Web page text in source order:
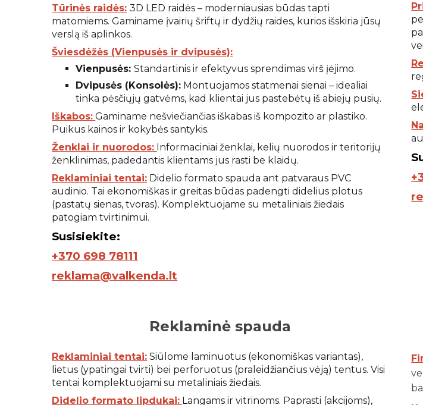
Tūrinės raidės: 3D LED raidės – moderniausias būdas tapti
matomiems. Gaminame įvairių šriftų ir dydžių raides, kurios išskiria jūsų
verslą iš aplinkos.
Šviesdėžės (Vienpusės ir dvipusės):
Vienpusės:Standartinis ir efektyvus sprendimas virš įėjimo.
Dvipusės (Konsolės): Montuojamos statmenai sienai – idealiai
tinka pėsčiųjų gatvėms, kad klientai jus pastebėtų iš abiejų pusių.
Iškabos: Gaminame nešviečiančias iškabas iš kompozito ar plastiko.
Puikus kainos ir kokybės santykis.
Ženklai ir nuorodos: Informaciniai ženklai, kelių nuorodos ir teritorijų
ženklinimas, padedantis klientams jus rasti be klaidų.
Reklaminiai tentai: Didelio formato spauda ant patvaraus PVC
audinio. Tai ekonomiškas ir greitas būdas padengti didelius plotus
(pastatų sienas, tvoras). Komplektuojame su metaliniais žiedais
patogiam tvirtinimui.
Susisiekite:
+370 698 78111
reklama@valkenda.lt
S
Reklaminė spauda
Reklaminiai tentai: Siūlome laminuotus (ekonomiškas variantas),
lietus (ypatingai tvirti) bei perforuotus (praleidžiančius vėją) tentus. Visi
tentai komplektuojami su metaliniais žiedais.
Didelio formato lipdukai: Langams ir vitrinoms. Paprasti (akcijoms),